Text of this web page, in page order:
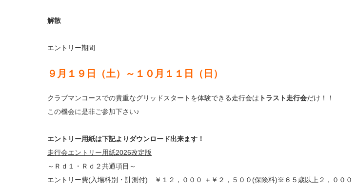
解散
エントリー期間
９月１９日（土）～１０月１１日（日）
クラブマンコースでの貴重なグリッドスタートを体験できる走行会は トラスト走行会だけ！！
この機会に是非ご参加下さい♪
エントリー用紙は下記よりダウンロード出来ます！
走行会エントリー用紙2026改定版
～Ｒｄ１・Ｒｄ２共通項目～
エントリー費(入場料別・計測付) ￥１２，０００ ＋￥２，５００(保険料)※６５歳以上２，０００